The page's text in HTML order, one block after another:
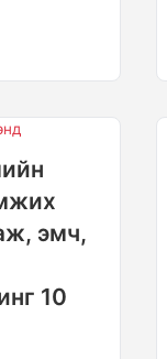
эмч,
10